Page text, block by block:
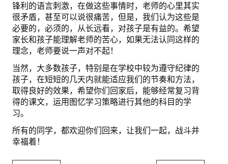
锋利的语言刺激，在做这些事情时，老师的心里其实
很矛盾，甚至可以说很痛苦，但是，我们认为这些是
必要的，必须的，从长远看，对孩子是有益的。希望
家长和孩子能理解老师的苦心，如果无法认同这样的
理念，老师要说一声对不起！
当然，大多数孩子，特别是在学校中较为遵守纪律的
孩子，在短短的几天内就能适应我们的节奏和方法，
取得良好的效果，希望你们回家后，能够经常复习背
得的课文，运用图忆学习策略进行其他的科目的学
习。
所有的同学，都欢迎你们回来，让我们一起，战斗并
幸福着！